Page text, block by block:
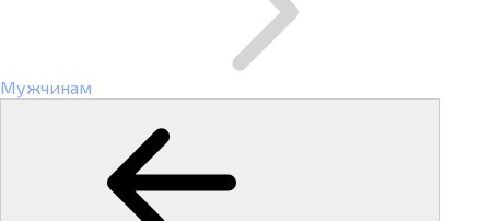
Мужчинам